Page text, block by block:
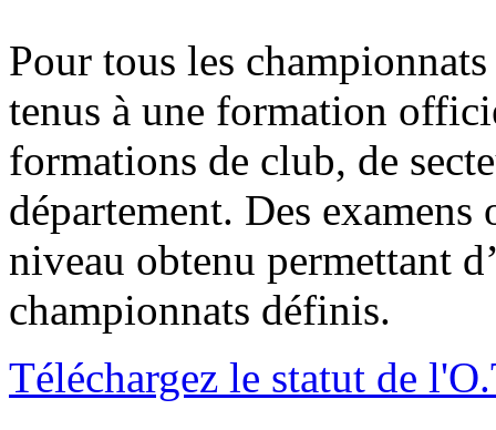
Pour tous les
tenus à une formation
formations de club, de
département. Des
niveau obtenu permettant
championnats définis.
Téléchargez le statut de